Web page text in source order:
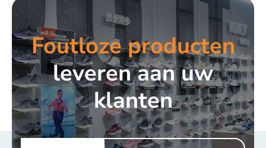
Foutloze producten
leveren aan uw
klanten